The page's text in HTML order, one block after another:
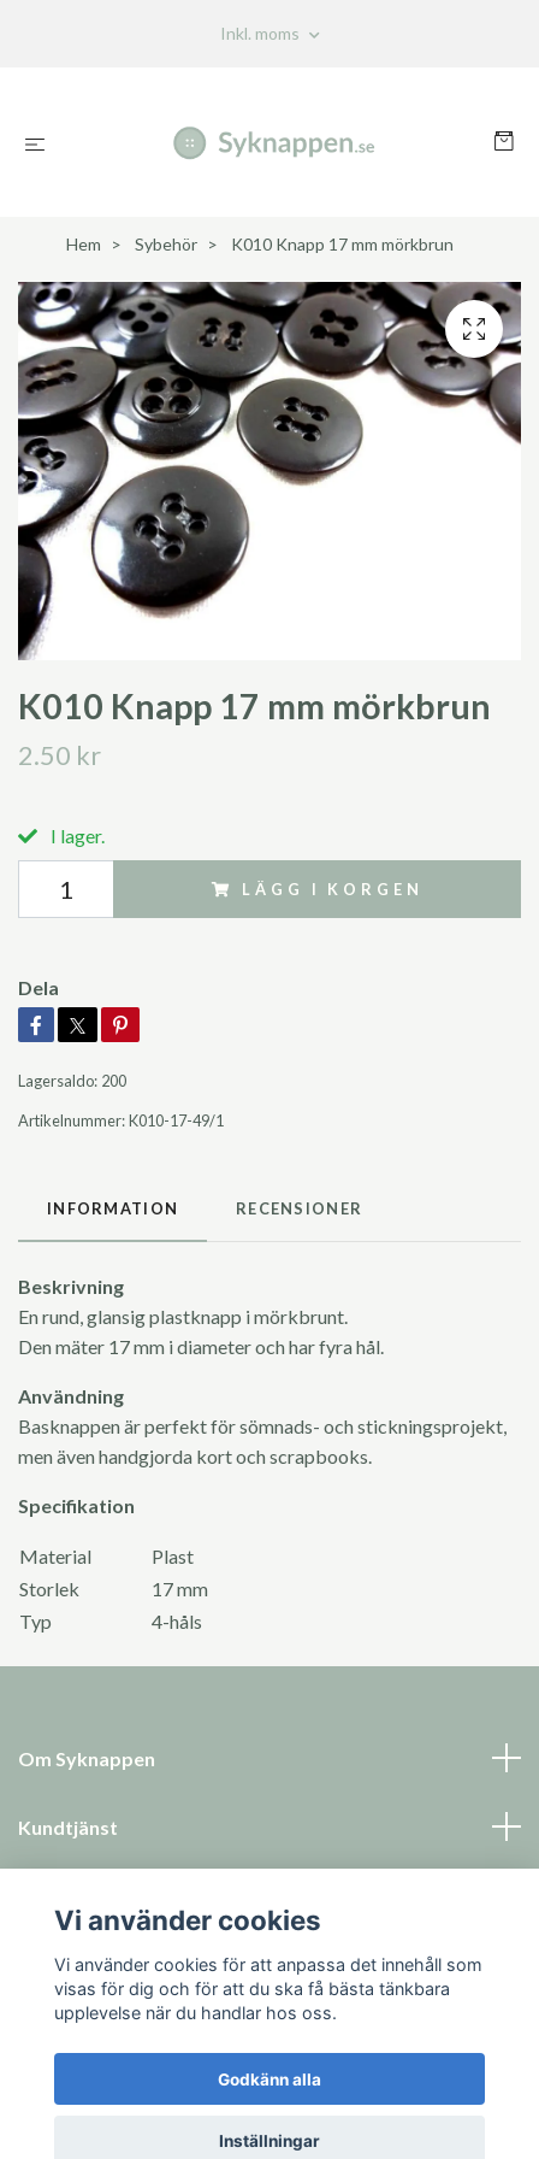
Inkl. moms
Hem Sybehör K010 Knapp 17 mm mörkbrun
K010 Knapp 17 mm mörkbrun
2.50 kr
I lager.
LÄGG I KORGEN
Dela
Lagersaldo: 200
Artikelnummer:K010-17-49/1
INFORMATION RECENSIONER
Beskrivning
En rund, glansig plastknapp i mörkbrunt.
Den mäter 17 mm i diameter och har fyra hål.
Användning
Basknappen är perfekt för sömnads- och stickningsprojekt,
men även handgjorda kort och scrapbooks.
Specifikation
Material
Plast
Storlek
17 mm
Typ
4-håls
Om Syknappen
Kundtjänst
Sociala medier
© 2026 Syknappen
Vi använder cookies
Vi använder cookies för att anpassa det innehåll som
visas för dig och för att du ska få bästa tänkbara
upplevelse när du handlar hos oss.
Godkänn alla
Inställningar